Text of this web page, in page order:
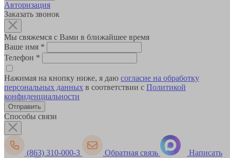
Авторизация
Заказать звонок
Мы свяжемся с Вами в ближайшее время
Ваше имя *
Телефон *
Нажимая на кнопку ниже, я даю согласие на обработку
персональных данных в соответствии с Политикой
конфиденциальности
Способы связи
(863) 310-000-3 Обратная связь Написать